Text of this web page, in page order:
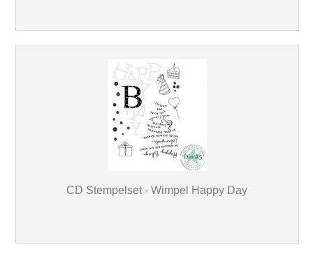
CD Stempelset - Wimpel Happy Day